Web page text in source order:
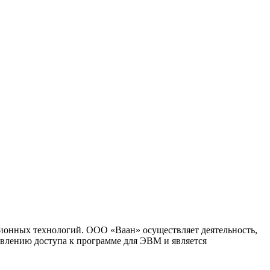
технологий. ООО «Ваан» осуществляет деятельность,
доступа к программе для ЭВМ и является